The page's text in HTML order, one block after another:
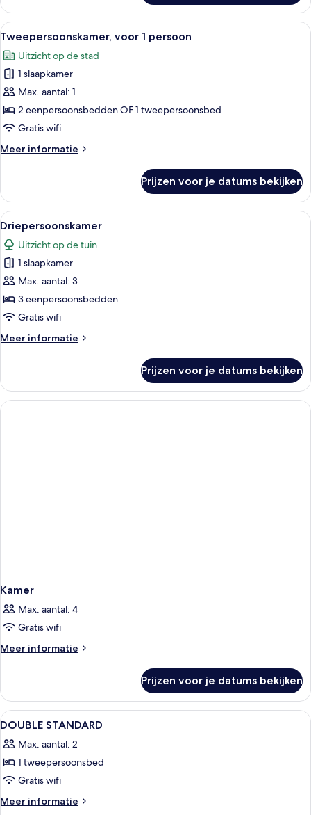
kamer
Alle
foto's
voor
Tweepersoonskamer,
voor
1
persoon
Een hotelkamer met twee bedden,
5
Tweepersoonskamer, voor 1 persoon
Uitzicht op de stad
1 slaapkamer
Max. aantal: 1
2 eenpersoonsbedden OF 1 tweepersoonsbed
Gratis wifi
Meer informatie
Meer
voor
persoon
Prijzen voor je datums bekijken
Alle
foto's
voor
Driepersoonskamer
laden
Een hotelkamer met twee bedden,
5
Driepersoonskamer
Uitzicht op de tuin
1 slaapkamer
Max. aantal: 3
3 eenpersoonsbedden
Gratis wifi
Meer informatie
Meer
Prijzen voor je datums bekijken
Kamer
Max. aantal: 4
Gratis wifi
Meer informatie
Meer
Prijzen voor je datums bekijken
Alle
foto's
voor
DOUBLE
STANDARD
laden
Een kluis op de kamer, een bureau,
3
DOUBLE STANDARD
Max. aantal: 2
1 tweepersoonsbed
Gratis wifi
Meer informatie
Meer